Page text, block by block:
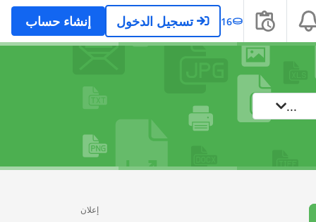
16 تسجيل الدخول إنشاء حساب
...
إعلان